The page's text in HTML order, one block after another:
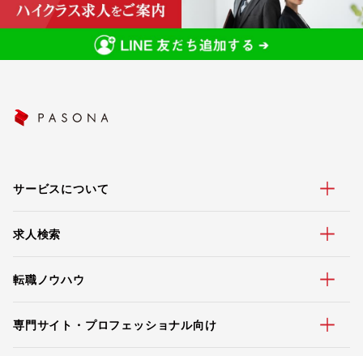
サービスについて
求人検索
転職ノウハウ
専門サイト・プロフェッショナル向け